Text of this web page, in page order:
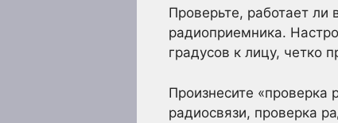
Проверьте, работает
радиоприемника.
градусов к лицу, четко
Произнесите «проверка
радиосвязи, проверка